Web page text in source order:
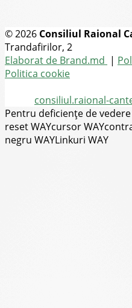
© 2026 Consiliul Raional
Trandafirilor, 2
Elaborat de Brand.md |
Politica cookie
consiliul.raional-
Pentru deficiențe de vedere
reset WAYcursor WAY
negru WAYLinkuri WAY